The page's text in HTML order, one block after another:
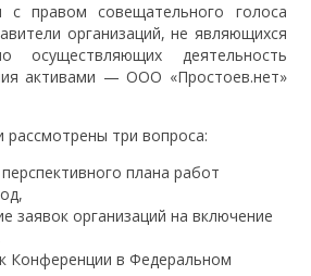
с правом совещательного голоса
организаций, не являющихся
деятельность
активами — ООО «Простоев.нет»
рассмотрены три вопроса:
плана работ
заявок организаций на включение
Конференции в Федеральном